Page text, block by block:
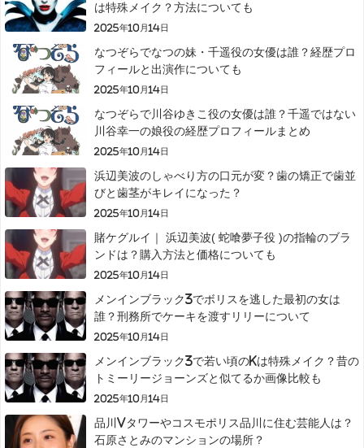
は特殊メイク？方法についても
2025年10月14日
なつぞらでなつの妹・千遥役の女優は誰？経歴プロ
フィールと出演作についても
2025年10月14日
なつぞらで川谷ゆきこ役の女優は誰？千遥ではない
川谷幸一の娘役の経歴プロフィールまとめ
2025年10月14日
浜辺美波のしゃべり方の口元が変？歯の矯正で歯並
びと歯茎がキレイになった？
2025年10月14日
賭ケグルイ｜ 浜辺美波( 蛇喰夢子役 )の指輪のブラ
ンドは？購入方法と価格についても
2025年10月14日
メンインブラック3でボリスを逃した最初の女は
誰？刑務所でケーキを渡すリリーについて
2025年10月14日
メンインブラック3で若い頃のKは特殊メイク？昔の
トミーリージョーンズと似てるか画像比較も
2025年10月14日
品川Vタワーやコスモポリス品川に住む芸能人は？
石原さとみのマンションの場所？